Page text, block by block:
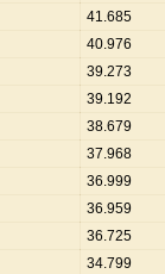
41.685
40.976
39.273
39.192
38.679
37.968
36.999
36.959
36.725
34.799